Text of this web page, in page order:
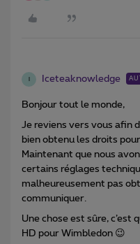
Iceteaknowledge
Bonjour tout le monde,
Je reviens vers vous afin
bien obtenu les droits
Maintenant que nous
certains réglages
malheureusement pas
communiquer.
Une chose est sûre, c’est
HD pour Wimbledon 😉